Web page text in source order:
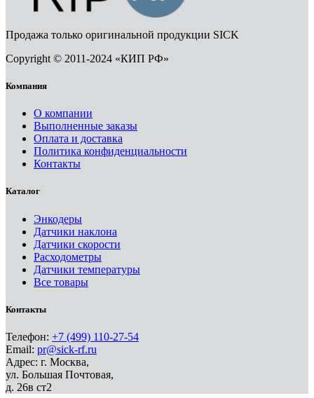
Продажа только оригинальной продукции SICK
Copyright © 2011-2024 «КИП РФ»
Компания
О компании
Выполненные заказы
Оплата и доставка
Политика конфиденциальности
Контакты
Каталог
Энкодеры
Датчики наклона
Датчики скорости
Расходометры
Датчики температуры
Все товары
Контакты
Телефон: +7 (499) 110-27-54
Email: pr@sick-rf.ru
Адрес: г. Москва,
ул. Большая Почтовая,
д. 26в ст2